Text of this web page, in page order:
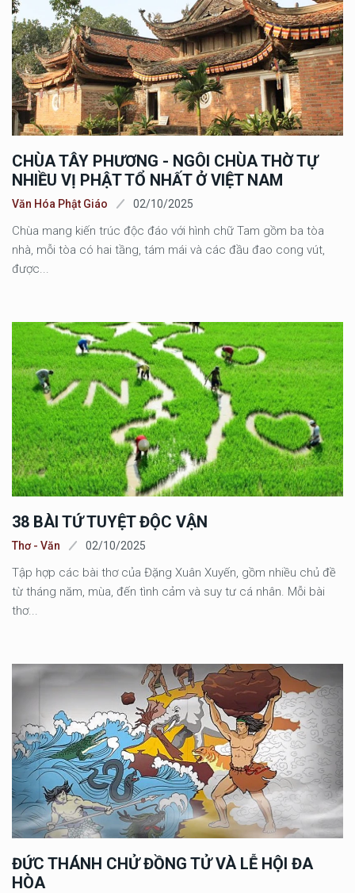
CHÙA TÂY PHƯƠNG - NGÔI CHÙA THỜ TỰ
NHIỀU VỊ PHẬT TỔ NHẤT Ở VIỆT NAM
Văn Hóa Phật Giáo 02/10/2025
Chùa mang kiến trúc độc đáo với hình chữ Tam gồm ba tòa
nhà, mỗi tòa có hai tầng, tám mái và các đầu đao cong vút,
được...
38 BÀI TỨ TUYỆT ĐỘC VẬN
Thơ - Văn 02/10/2025
Tập hợp các bài thơ của Đặng Xuân Xuyến, gồm nhiều chủ đề
từ tháng năm, mùa, đến tình cảm và suy tư cá nhân. Mỗi bài
thơ...
ĐỨC THÁNH CHỬ ĐỒNG TỬ VÀ LỄ HỘI ĐA
HÒA